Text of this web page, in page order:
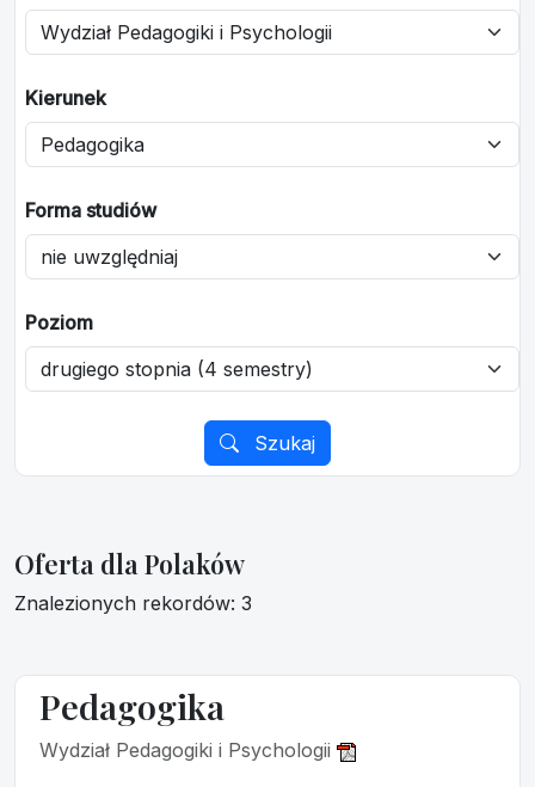
Kierunek
Forma studiów
Poziom
Szukaj
Oferta dla Polaków
Znalezionych rekordów: 3
Pedagogika
Wydział Pedagogiki i Psychologii